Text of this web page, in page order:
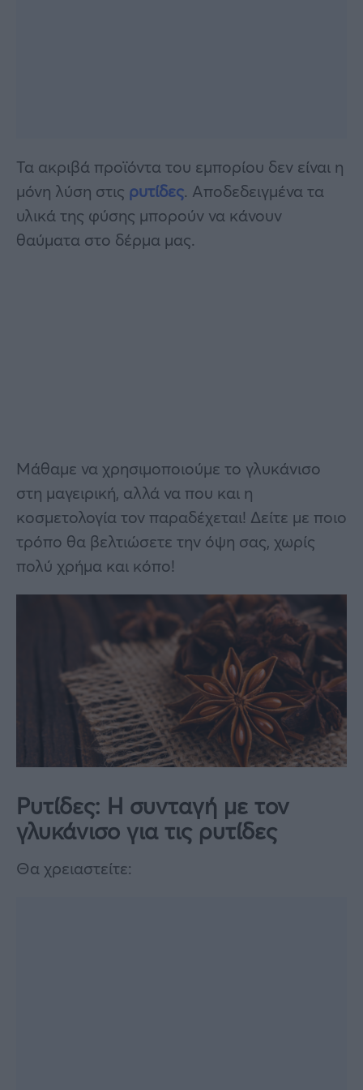
Τα ακριβά προϊόντα του εμπορίου δεν είναι η
μόνη λύση στις ρυτίδες. Αποδεδειγμένα τα
υλικά της φύσης μπορούν να κάνουν
θαύματα στο δέρμα μας.
Μάθαμε να χρησιμοποιούμε το γλυκάνισο
στη μαγειρική, αλλά να που και η
κοσμετολογία τον παραδέχεται! Δείτε με ποιο
τρόπο θα βελτιώσετε την όψη σας, χωρίς
πολύ χρήμα και κόπο!
Ρυτίδες: Η συνταγή με τον
γλυκάνισο για τις ρυτίδες
Θα χρειαστείτε: